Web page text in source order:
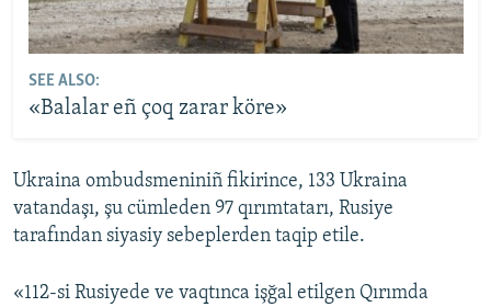
SEE ALSO:
«Balalar eñ çoq zarar köre»
Ukraina ombudsmeniniñ fikirince, 133 Ukraina
vatandaşı, şu cümleden 97 qırımtatarı, Rusiye
tarafından siyasiy sebeplerden taqip etile.
«112-si Rusiyede ve vaqtınca işğal etilgen Qırımda